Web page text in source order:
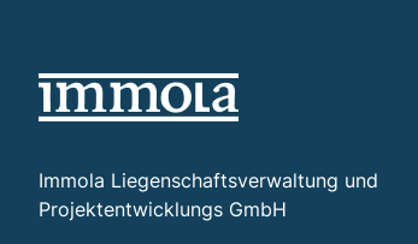
Immola Liegenschaftsverwaltung und
Projektentwicklungs GmbH